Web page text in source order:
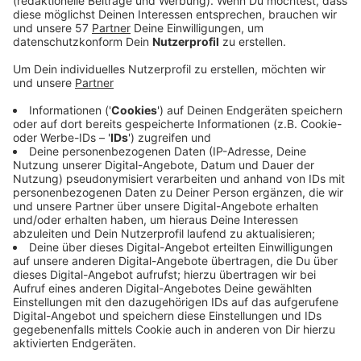
soll an anderen Stellen gespart werden, damit
Mittel zur Verfügung stehen, um Familien mit
Kindern zu entlasten, die in der Pandemie gelitten
haben. Das hat der SPD-Fraktionsvorsitzende
Michael Servos Antenne AC gesagt.
Der Haushaltsplan sehe allerdings eine Erhöhung
der Gebühren für Kitas und OGS vor. Da werde sich
die SPD-Fraktion mit aller Kraft gegenstellen, so
Servos.
Am Freitag hat schon die Aachener Fraktion DIE
Zukunft ihreForderungen für den Haushalt 2022
veröffentlicht. Grüne und CDU haben angekündigt,
beim Haushalt auf einer Linie zu sein.
Veröffentlicht: Dienstag, 18.01.2022 08:32
Anzeige